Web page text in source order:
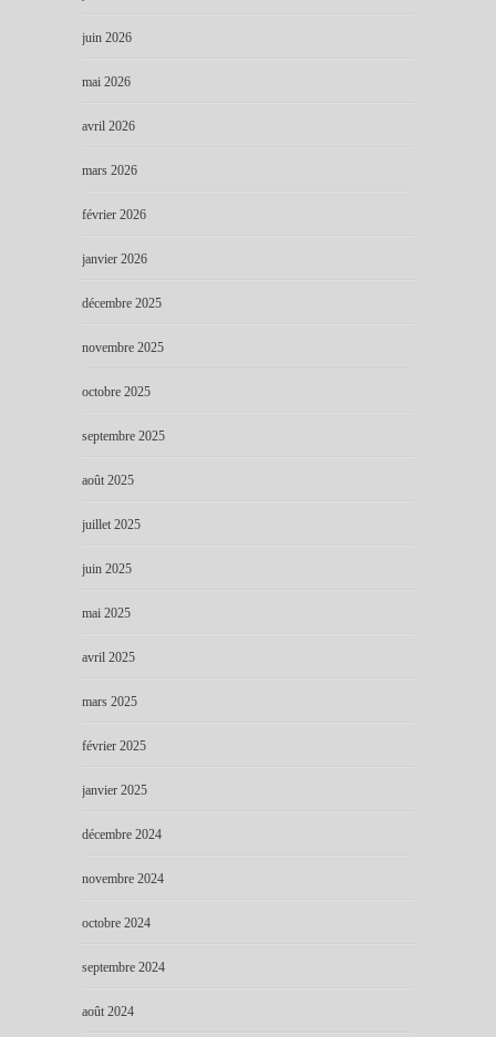
juin 2026
mai 2026
avril 2026
mars 2026
février 2026
janvier 2026
décembre 2025
novembre 2025
octobre 2025
septembre 2025
août 2025
juillet 2025
juin 2025
mai 2025
avril 2025
mars 2025
février 2025
janvier 2025
décembre 2024
novembre 2024
octobre 2024
septembre 2024
août 2024